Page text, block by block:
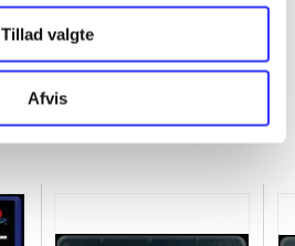
Tillad valgte
Afvis